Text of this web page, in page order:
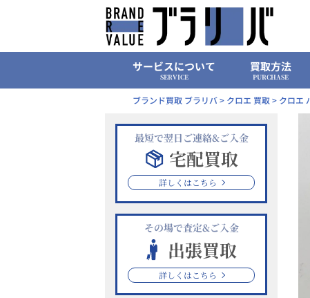
サービスについて
SERVICE
買取方法
PURCHASE
ブランド買取 ブラリバ> クロエ 買取> クロエ
最短で翌日ご連絡&ご入金
宅配買取
詳しくはこちら
その場で査定&ご入金
出張買取
詳しくはこちら